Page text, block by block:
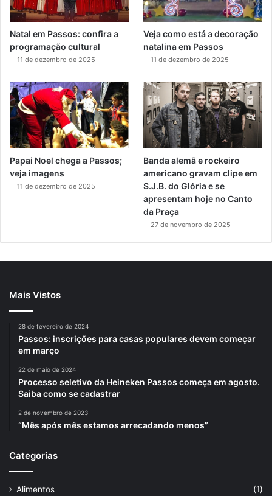
Natal em Passos: confira a
programação cultural
11 de dezembro de 2025
Veja como está a decoração
natalina em Passos
11 de dezembro de 2025
Papai Noel chega a Passos;
veja imagens
11 de dezembro de 2025
Banda alemã e rockeiro
americano gravam clipe em
S.J.B. do Glória e se
apresentam hoje no Canto
da Praça
27 de novembro de 2025
Mais Vistos
28 de fevereiro de 2024
Passos: inscrições para casas populares devem começar
em março
22 de maio de 2024
Processo seletivo da Heineken Passos começa em agosto.
Saiba como se cadastrar
2 de novembro de 2023
“Mês após mês estamos arrecadando menos”
Categorias
Alimentos
(1)